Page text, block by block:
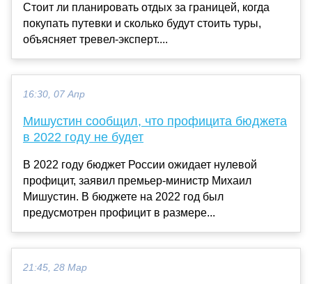
Стоит ли планировать отдых за границей, когда
покупать путевки и сколько будут стоить туры,
объясняет тревел-эксперт....
16:30, 07 Апр
Мишустин сообщил, что профицита бюджета
в 2022 году не будет
В 2022 году бюджет России ожидает нулевой
профицит, заявил премьер-министр Михаил
Мишустин. В бюджете на 2022 год был
предусмотрен профицит в размере...
21:45, 28 Мар